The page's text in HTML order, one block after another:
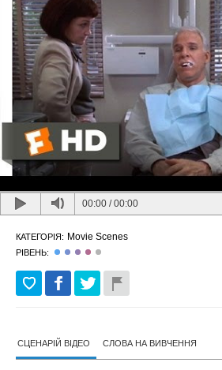
00:00 /00:00
КАТЕГОРІЯ: Movie Scenes
РІВЕНЬ:
СЦЕНАРІЙ ВІДЕО СЛОВА НА ВИВЧЕННЯ